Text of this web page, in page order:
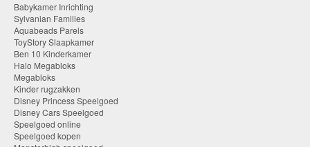
Babykamer Inrichting
Sylvanian Families
Aquabeads Parels
ToyStory Slaapkamer
Ben 10 Kinderkamer
Halo Megabloks
Megabloks
Kinder rugzakken
Disney Princess Speelgoed
Disney Cars Speelgoed
Speelgoed online
Speelgoed kopen